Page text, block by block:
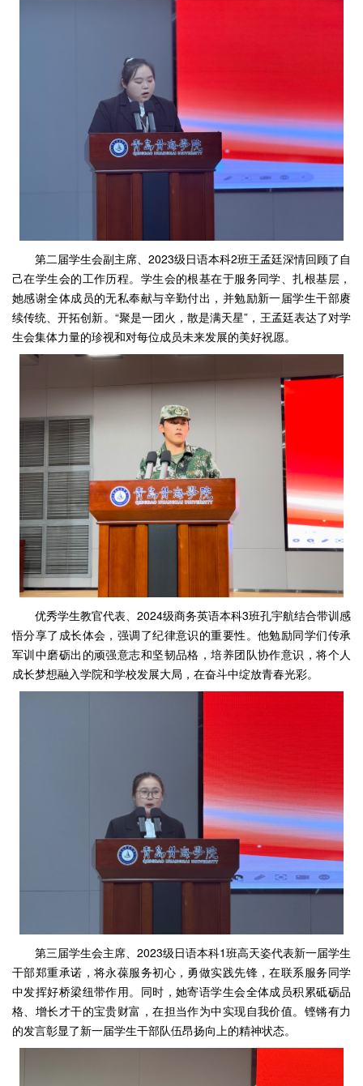
第二届学生会副主席、2023级日语本科2班王孟廷深情回顾了自
己在学生会的工作历程。学生会的根基在于服务同学、扎根基层，
她感谢全体成员的无私奉献与辛勤付出，并勉励新一届学生干部赓
续传统、开拓创新。“聚是一团火，散是满天星”，王孟廷表达了对学
生会集体力量的珍视和对每位成员未来发展的美好祝愿。
优秀学生教官代表、2024级商务英语本科3班孔宇航结合带训感
悟分享了成长体会，强调了纪律意识的重要性。他勉励同学们传承
军训中磨砺出的顽强意志和坚韧品格，培养团队协作意识，将个人
成长梦想融入学院和学校发展大局，在奋斗中绽放青春光彩。
第三届学生会主席、2023级日语本科1班高天姿代表新一届学生
干部郑重承诺，将永葆服务初心，勇做实践先锋，在联系服务同学
中发挥好桥梁纽带作用。同时，她寄语学生会全体成员积累砥砺品
格、增长才干的宝贵财富，在担当作为中实现自我价值。铿锵有力
的发言彰显了新一届学生干部队伍昂扬向上的精神状态。